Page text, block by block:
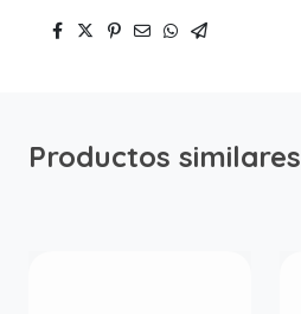
Productos similares